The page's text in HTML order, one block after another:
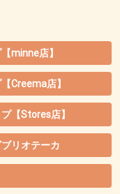
minne店】
Creema店】
【Stores店】
リオテーカ